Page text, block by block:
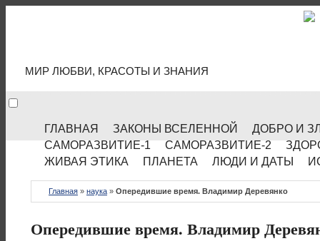
МИР ЛЮБВИ, КРАСОТЫ И ЗНАНИЯ
ГЛАВНАЯ ЗАКОНЫ ВСЕЛЕННОЙ
ДОБРО И
САМОРАЗВИТИЕ-1
САМОРАЗВИТИЕ-2
ЖИВАЯ ЭТИКА
ПЛАНЕТА ЛЮДИ И ДАТЫ
Главная » наука » Опередившие время. Владимир Деревянко
Опередившие время. Владимир